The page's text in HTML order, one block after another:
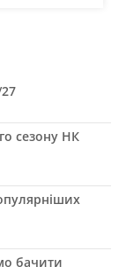
сезону НК
бачити